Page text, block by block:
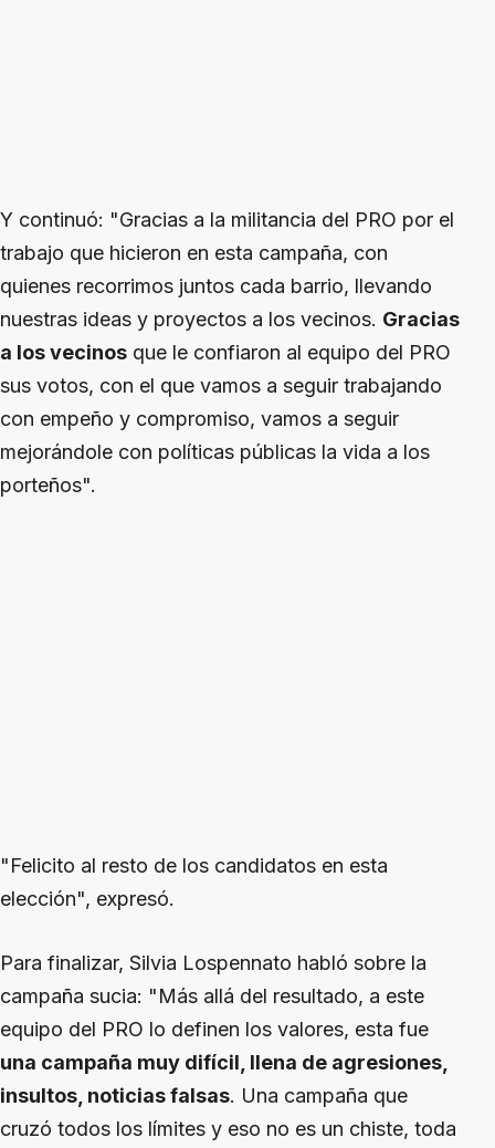
Y continuó: "Gracias a la militancia del PRO por el
trabajo que hicieron en esta campaña, con
quienes recorrimos juntos cada barrio, llevando
nuestras ideas y proyectos a los vecinos. Gracias
a los vecinos que le confiaron al equipo del PRO
sus votos, con el que vamos a seguir trabajando
con empeño y compromiso, vamos a seguir
mejorándole con políticas públicas la vida a los
porteños".
"Felicito al resto de los candidatos en esta
elección", expresó.
Para finalizar, Silvia Lospennato habló sobre la
campaña sucia: "Más allá del resultado, a este
equipo del PRO lo definen los valores, esta fue
una campaña muy difícil, llena de agresiones,
insultos, noticias falsas. Una campaña que
cruzó todos los límites y eso no es un chiste, toda